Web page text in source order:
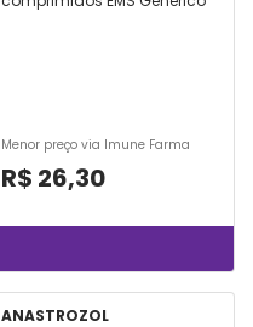
Menor preço via Imune Farma
R$ 26,30
ANASTROZOL